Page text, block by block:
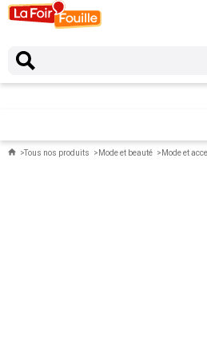
Tous nos produits Mode et beauté Mode et